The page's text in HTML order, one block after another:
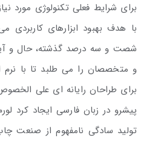
برای شرایط فعلی تکنولوژی مورد
با هدف بهبود ابزارهای کاربردی
شصت و سه درصد گذشته، حال و
و متخصصان را می طلبد تا با نرم
برای طراحان رایانه ای علی
پیشرو در زبان فارسی ایجاد کرد
تولید سادگی نامفهوم از صنعت